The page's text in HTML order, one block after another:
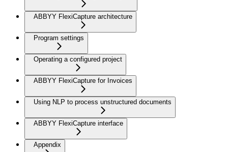
ABBYY FlexiCapture architecture
Program settings
Operating a configured project
ABBYY FlexiCapture for Invoices
Using NLP to process unstructured documents
ABBYY FlexiCapture interface
Appendix